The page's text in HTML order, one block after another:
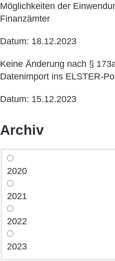
Möglichkeiten der
Finanzämter
Datum: 18.12.2023
Keine Änderung nach §
Datenimport ins ELSTER-
Datum: 15.12.2023
Archiv
2020
2021
2022
2023